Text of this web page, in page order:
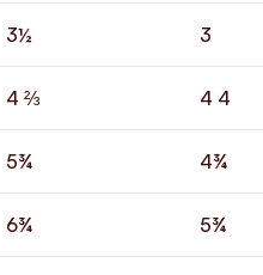
3½ 3
4 ⅔ 4 4
5¾ 4¾
6¾ 5¾